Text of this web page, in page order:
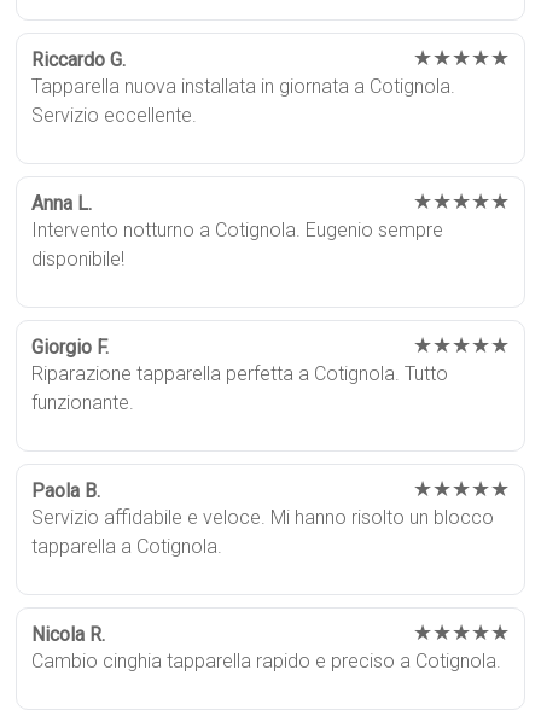
Riccardo G. ★★★★★
Tapparella nuova installata in giornata a Cotignola.
Servizio eccellente.
Anna L. ★★★★★
Intervento notturno a Cotignola. Eugenio sempre
disponibile!
Giorgio F. ★★★★★
Riparazione tapparella perfetta a Cotignola. Tutto
funzionante.
Paola B. ★★★★★
Servizio affidabile e veloce. Mi hanno risolto un blocco
tapparella a Cotignola.
Nicola R. ★★★★★
Cambio cinghia tapparella rapido e preciso a Cotignola.